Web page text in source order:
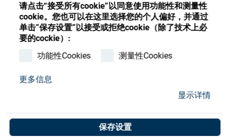
请点击“接受所有cookie”以同意使用功能性和测量性
cookie。您也可以在这里选择您的个人偏好，并通过
单击”保存设置”以接受或拒绝cookie（除了技术上必
要的cockie）:
功能性Cookies
测量性Cookies
更多信息
显示详情
保存设置
加入我们
Store
注册 登录